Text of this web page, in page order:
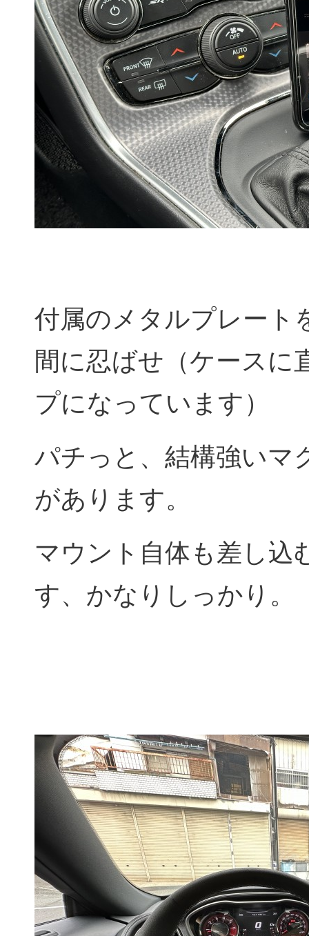
付属のメタルプレート
間に忍ばせ（ケースに
プになっています）
パチっと、結構強いマ
があります。
マウント自体も差し込
す、かなりしっかり。